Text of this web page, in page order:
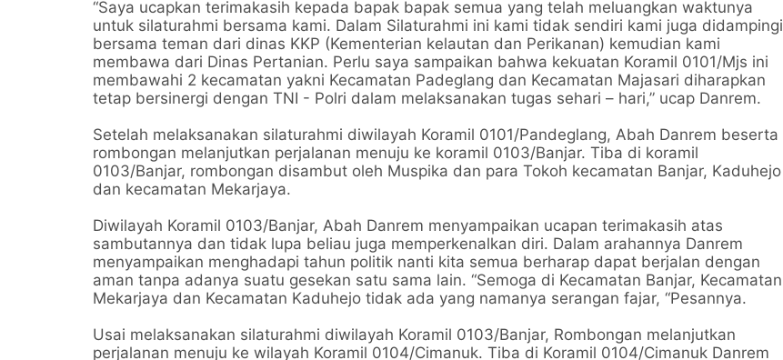
“Saya ucapkan terimakasih kepada bapak bapak semua yang telah meluangkan waktunya
untuk silaturahmi bersama kami. Dalam Silaturahmi ini kami tidak sendiri kami juga didampingi
bersama teman dari dinas KKP (Kementerian kelautan dan Perikanan) kemudian kami
membawa dari Dinas Pertanian. Perlu saya sampaikan bahwa kekuatan Koramil 0101/Mjs ini
membawahi 2 kecamatan yakni Kecamatan Padeglang dan Kecamatan Majasari diharapkan
tetap bersinergi dengan TNI - Polri dalam melaksanakan tugas sehari – hari,” ucap Danrem.
Setelah melaksanakan silaturahmi diwilayah Koramil 0101/Pandeglang, Abah Danrem beserta
rombongan melanjutkan perjalanan menuju ke koramil 0103/Banjar. Tiba di koramil
0103/Banjar, rombongan disambut oleh Muspika dan para Tokoh kecamatan Banjar, Kaduhejo
dan kecamatan Mekarjaya.
Diwilayah Koramil 0103/Banjar, Abah Danrem menyampaikan ucapan terimakasih atas
sambutannya dan tidak lupa beliau juga memperkenalkan diri. Dalam arahannya Danrem
menyampaikan menghadapi tahun politik nanti kita semua berharap dapat berjalan dengan
aman tanpa adanya suatu gesekan satu sama lain. “Semoga di Kecamatan Banjar, Kecamatan
Mekarjaya dan Kecamatan Kaduhejo tidak ada yang namanya serangan fajar, “Pesannya.
Usai melaksanakan silaturahmi diwilayah Koramil 0103/Banjar, Rombongan melanjutkan
perjalanan menuju ke wilayah Koramil 0104/Cimanuk. Tiba di Koramil 0104/Cimanuk Danrem